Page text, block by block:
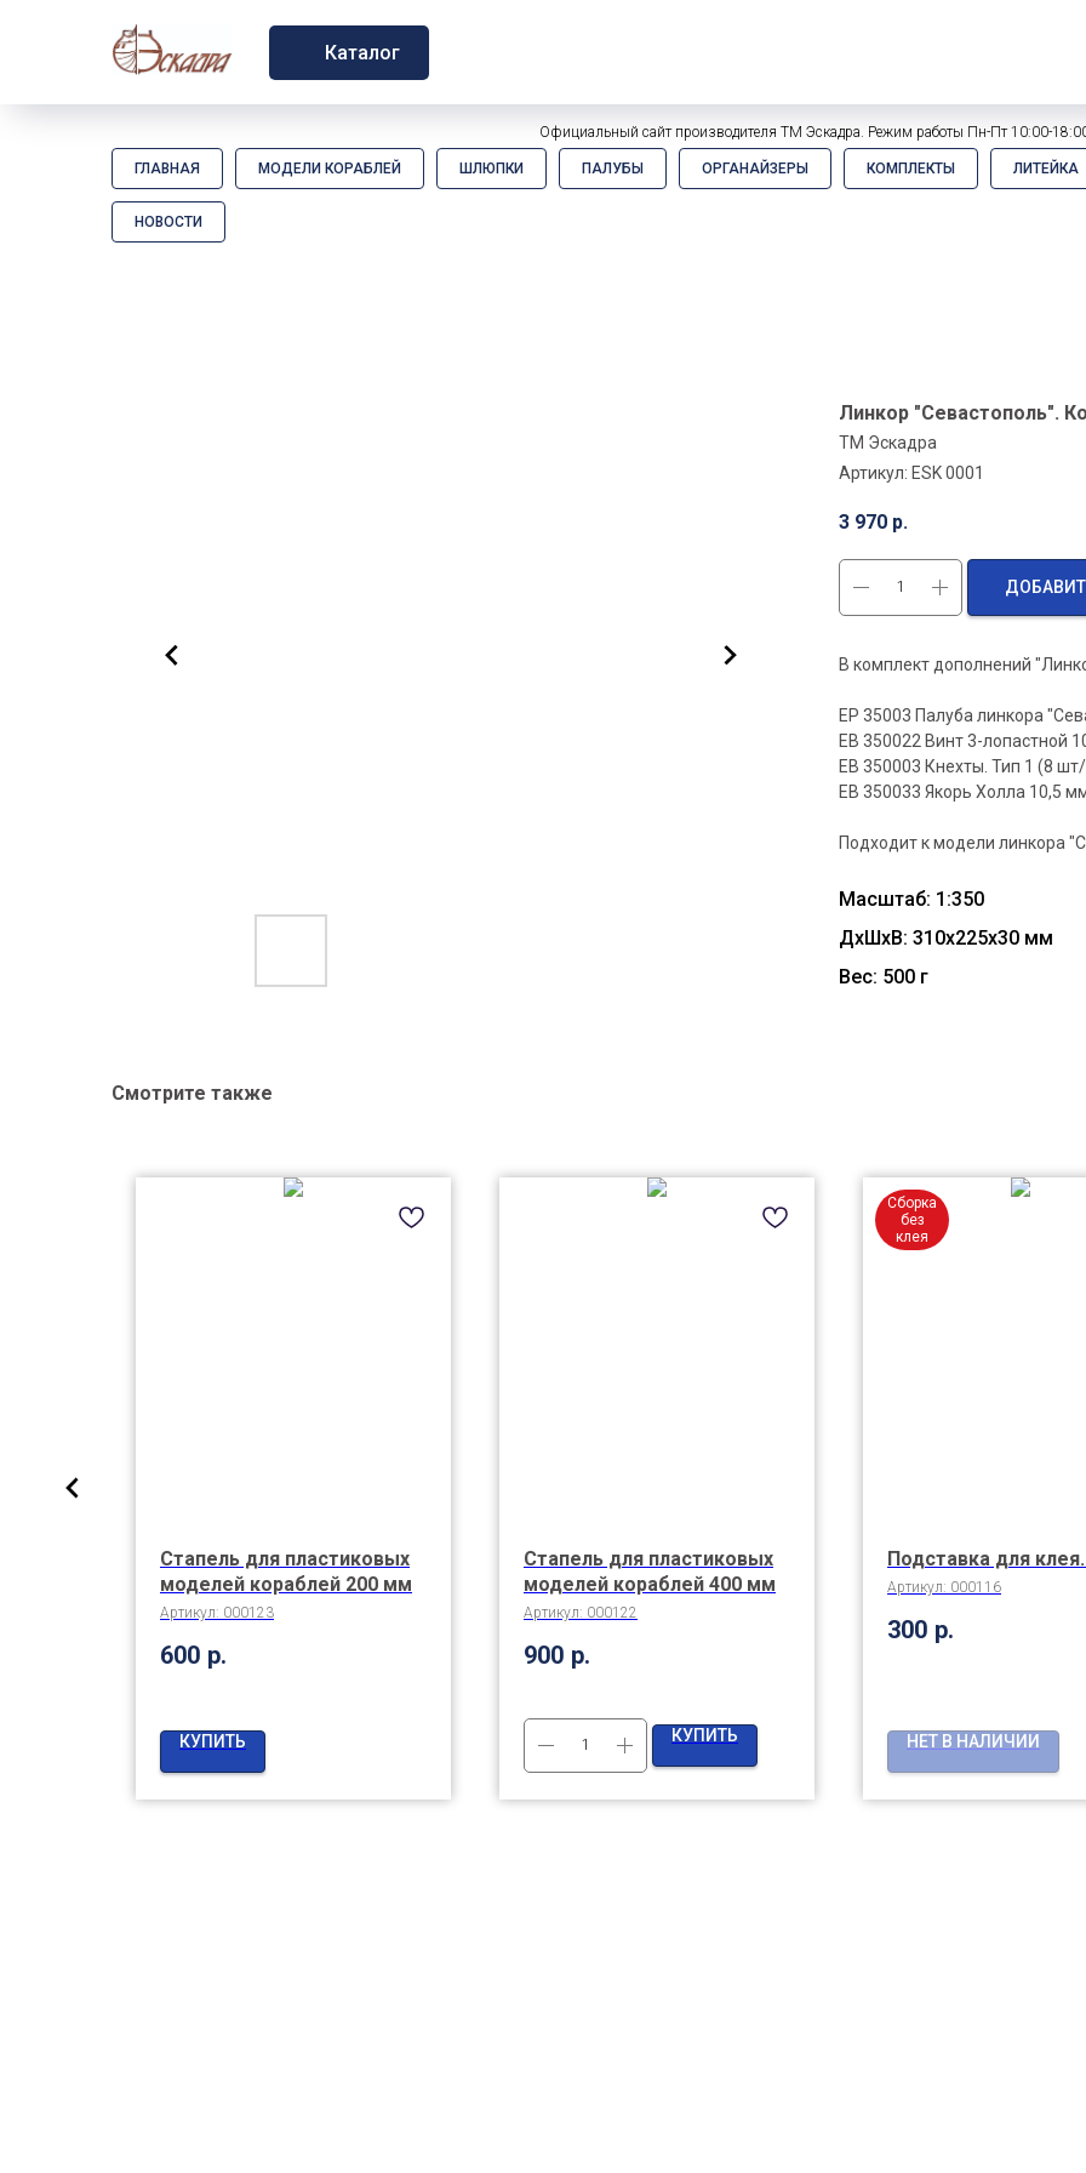
Каталог
Официальный сайт производителя ТМ Эскадра. Режим работы Пн-Пт 10:00-
ГЛАВНАЯ МОДЕЛИ КОРАБЛЕЙ ШЛЮПКИ ПАЛУБЫ ОРГАНАЙЗЕРЫ КОМПЛЕКТЫ ЛИТЕЙКА
НОВОСТИ
Линкор "Севастополь".
ТМ Эскадра
Артикул: ESK 0001
3 970 р.
В комплект дополнений
EP 35003 Палуба линкора
EB 350022 Винт 3-лопастной
EB 350003 Кнехты. Тип 1 (8
EB 350033 Якорь Холла 10,5
Подходит к модели линкора
Масштаб: 1:350
ДxШxВ: 310x225x30 мм
Вес: 500 г
Смотрите также
Стапель для пластиковых
моделей кораблей 200 мм
Артикул: 000123
600 р.
КУПИТЬ
Стапель для пластиковых
моделей кораблей 400 мм
Артикул: 000122
900 р.
КУПИТЬ
Сборка
без
клея
Подставка для
Артикул: 000116
300 р.
НЕТ В НАЛИЧИИ